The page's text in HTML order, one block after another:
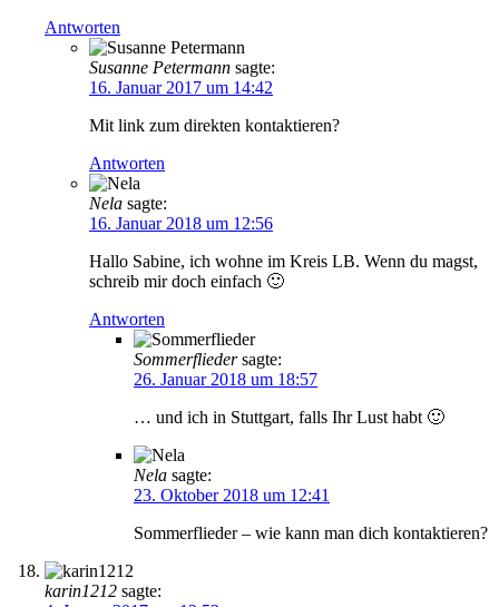
Antworten
Susanne Petermann sagte:
16. Januar 2017 um 14:42
Mit link zum direkten kontaktieren?
Antworten
Nela sagte:
16. Januar 2018 um 12:56
Hallo Sabine, ich wohne im Kreis LB. Wenn du magst,
schreib mir doch einfach 🙂
Antworten
Sommerflieder sagte:
26. Januar 2018 um 18:57
… und ich in Stuttgart, falls Ihr Lust habt 🙂
Nela sagte:
23. Oktober 2018 um 12:41
Sommerflieder – wie kann man dich kontaktieren?
karin1212 sagte: